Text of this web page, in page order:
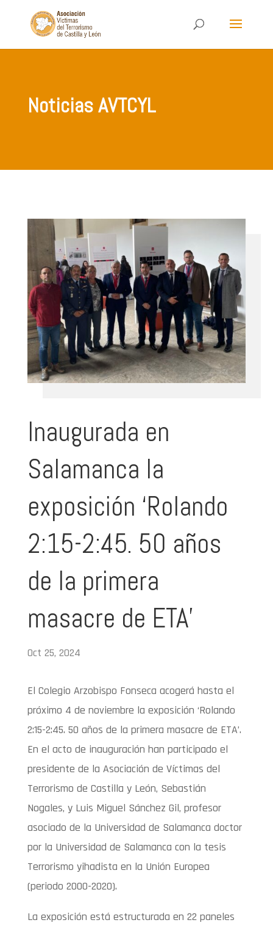
Noticias AVTCYL
Inaugurada en
Salamanca la
exposición ‘Rolando
2:15-2:45. 50 años
de la primera
masacre de ETA’
Oct 25, 2024
El Colegio Arzobispo Fonseca acogerá hasta el
próximo 4 de noviembre la exposición ‘Rolando
2:15-2:45. 50 años de la primera masacre de ETA’.
En el acto de inauguración han participado el
presidente de la Asociación de Víctimas del
Terrorismo de Castilla y León, Sebastián
Nogales, y Luis Miguel Sánchez Gil, profesor
asociado de la Universidad de Salamanca doctor
por la Universidad de Salamanca con la tesis
Terrorismo yihadista en la Unión Europea
(periodo 2000-2020).
La exposición está estructurada en 22 paneles